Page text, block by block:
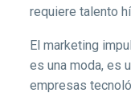
requiere talento
El marketing
es una moda, es
empresas